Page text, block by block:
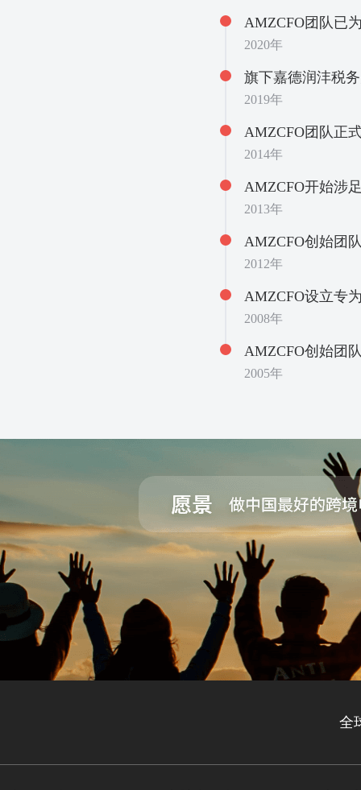
AMZCFO团队已
2020年
旗下嘉德润沣税
2019年
AMZCFO团队正
2014年
AMZCFO开始涉
2013年
AMZCFO创始团
2012年
AMZCFO设立专
2008年
AMZCFO创始团
2005年
全